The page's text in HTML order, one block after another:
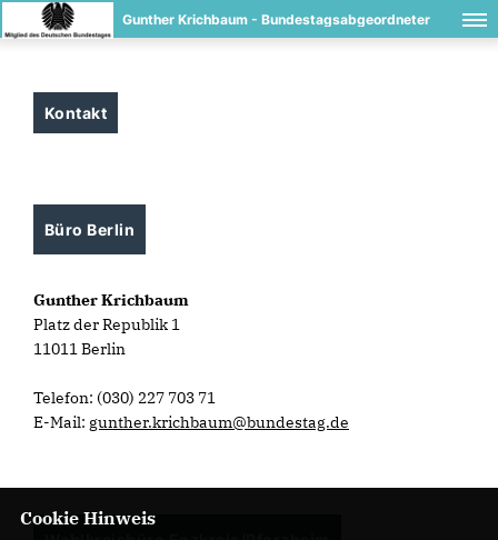
Gunther Krichbaum - Bundestagsabgeordneter
Kontakt
Büro Berlin
Gunther Krichbaum
Platz der Republik 1
11011 Berlin
Telefon: (030) 227 703 71
E-Mail: gunther.krichbaum@bundestag.de
Cookie Hinweis